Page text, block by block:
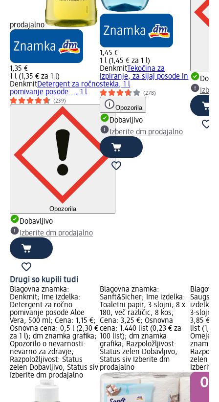
prodajalno
1,35 €
1 l (1,35 € za 1 l)
DenkmitDetergent za ročno
pomivanje posode..., 1 l
(239)
Opozorila
Dobavljivo
Izberite dm prodajalno
1,45 €
1 l (1,45 € za 1 l)
Denkmit Tekočina za
izpiranje, za sijaj posode in
stekla, 1 l
(278)
Opozorila
Dobavljivo
Izberite dm prodajalno
Drugi so kupili tudi
Blagovna znamka:
Denkmit; Ime izdelka:
Detergent za ročno
pomivanje posode Aloe
Vera, 500 ml; Cena: 1,15 €;
Osnovna cena: 0,5 l (2,30 €
za 1 l); dm znamka grafika;
Opozorilo o nevarnosti:
nevarno za zdravje;
Razpoložljivost: Status
zelen Dobavljivo, Status siv
Izberite dm prodajalno
Blagovna znamka:
Sanft&Sicher; Ime izdelka:
Toaletni papir, 3-slojni, 8 x
180, več različic, 8 kos;
Cena: 3,25 €; Osnovna
cena: 1.440 list (0,23 € za
100 list); dm znamka
grafika; Razpoložljivost:
Status zelen Dobavljivo,
Status siv Izberite dm
prodajalno
izdelka:
3-slojne,
3,85 €;
list
znamka
zelen
Izberite